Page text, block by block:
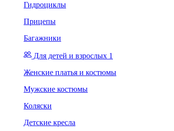
Гидроциклы
Прицепы
Багажники
Для детей и взрослых 1
Женские платья и костюмы
Мужские костюмы
Коляски
Детские кресла